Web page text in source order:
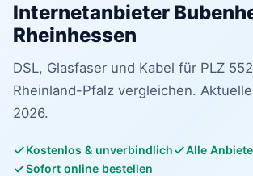
Internetanbieter
Rheinhessen
DSL, Glasfaser und Kabel für PLZ
Rheinland-Pfalz vergleichen.
2026.
Kostenlos & unverbindlich
Alle
Sofort online bestellen